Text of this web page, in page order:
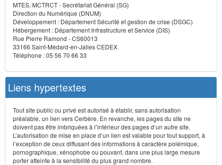
MTES, MCTRCT - Secrétariat Général (SG)
Direction du Numérique (DNUM)
Développement : Département Sécurité et gestion de crise (DSGC)
Hébergement : Département Infrastructure et Service (DIS)
Rue Pierre Ramond - CS60013
33166 Saint-Médard-en-Jalles CEDEX
Téléphone : 05 56 70 66 33
Liens hypertextes
Tout site public ou privé est autorisé à établir, sans autorisation
préalable, un lien vers Cerbère. En revanche, les pages du site ne
doivent pas être imbriquées à l’intérieur des pages d’un autre site.
L’autorisation de mise en place d’un lien est valable pour tout support, à
l’exception de ceux diffusant des informations à caractère polémique,
pornographique, xénophobe ou pouvant, dans une plus large mesure
porter atteinte à la sensibilité du plus grand nombre.